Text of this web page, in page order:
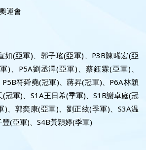
運會
如(亞軍)、郭子瑤(亞軍)、P3B陳晞宏(亞
)、P5A劉丞澤(亞軍)、蔡鈺霖(亞軍)、
符舜堯(冠軍)、蔣昇(冠軍)、P6A林穎
冠軍)、S1A王日希(季軍)、S1B謝卓庭(冠
)、郭奕康(亞軍)、劉正絃(季軍)、S3A温
(亞軍)、S4B黃穎婷(季軍)